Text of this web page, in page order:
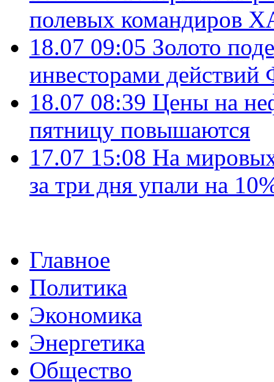
полевых командиров
18.07 09:05 Золото
инвесторами
18.07 08:39 Цены на
пятницу повышаются
17.07 15:08 На
за три дня упали на
Главное
Политика
Экономика
Энергетика
Общество